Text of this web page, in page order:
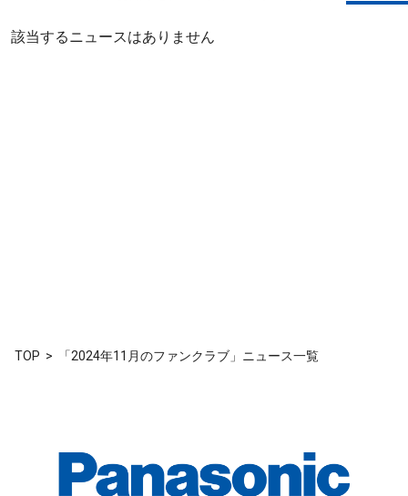
該当するニュースはありません
TOP 「2024年11月のファンクラブ」ニュース一覧